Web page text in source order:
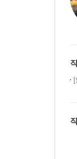
다시,
배신
사람